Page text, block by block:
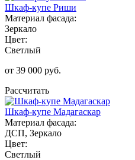
Шкаф-купе Риши
Материал фасада:
Зеркало
Цвет:
Светлый
от 39 000 руб.
Рассчитать
Шкаф-купе Мадагаскар
Материал фасада:
ДСП, Зеркало
Цвет:
Светлый